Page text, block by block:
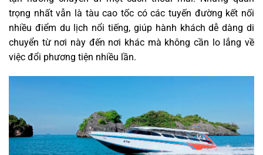
trọng nhất vẫn là tàu cao tốc có các tuyến đường kết nối
nhiều điểm du lịch nổi tiếng, giúp hành khách dễ dàng di
chuyển từ nơi này đến nơi khác mà không cần lo lắng về
việc đổi phương tiện nhiều lần.